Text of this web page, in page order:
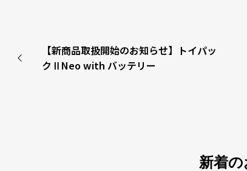
【新商品取扱開始のお知らせ】トイパッ
クⅡNeo with バッテリー
新着